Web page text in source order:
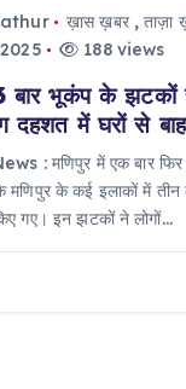
ख़ास ख़बर,ताज़ा
188 views
बार भूकंप के झटकों
दहशत में घरों से
: मणिपुर में एक बार फिर
मणिपुर के कई इलाकों में
गए। इन झटकों ने लोगों…